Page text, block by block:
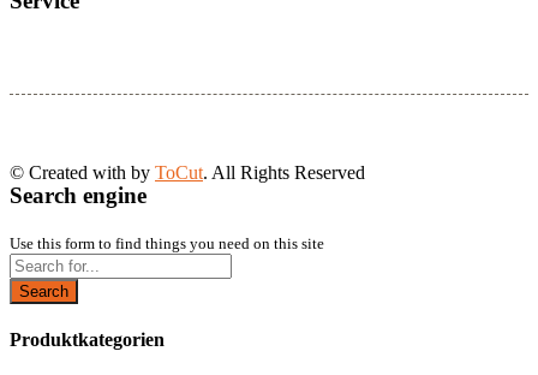
© Created with by ToCut. All Rights Reserved
Search engine
Use this form to find things you need on this site
Search
Produktkategorien